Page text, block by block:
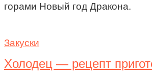
горами Новый год Дракона.
Закуски
Холодец — рецепт